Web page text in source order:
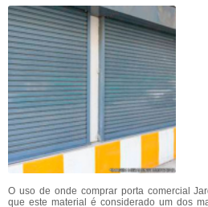
O uso de onde comprar porta comercial
que este material é considerado um dos